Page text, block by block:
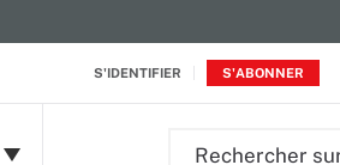
S'IDENTIFIER S'ABONNER